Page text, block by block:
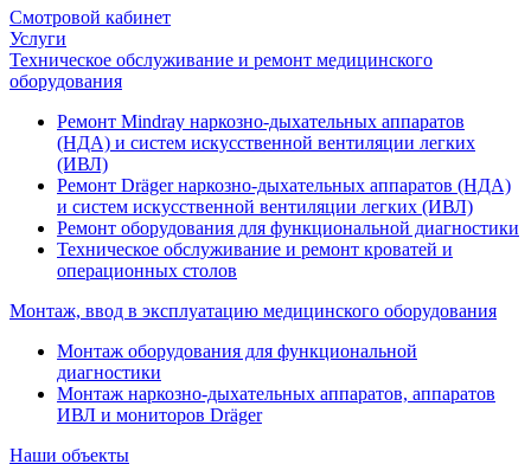
Смотровой кабинет
Услуги
Техническое обслуживание и ремонт медицинского
оборудования
Ремонт Mindray наркозно-дыхательных аппаратов
(НДА) и систем искусственной вентиляции легких
(ИВЛ)
Ремонт Dräger наркозно-дыхательных аппаратов (НДА)
и систем искусственной вентиляции легких (ИВЛ)
Ремонт оборудования для функциональной диагностики
Техническое обслуживание и ремонт кроватей и
операционных столов
Монтаж, ввод в эксплуатацию медицинского оборудования
Монтаж оборудования для функциональной
диагностики
Монтаж наркозно-дыхательных аппаратов, аппаратов
ИВЛ и мониторов Dräger
Наши объекты